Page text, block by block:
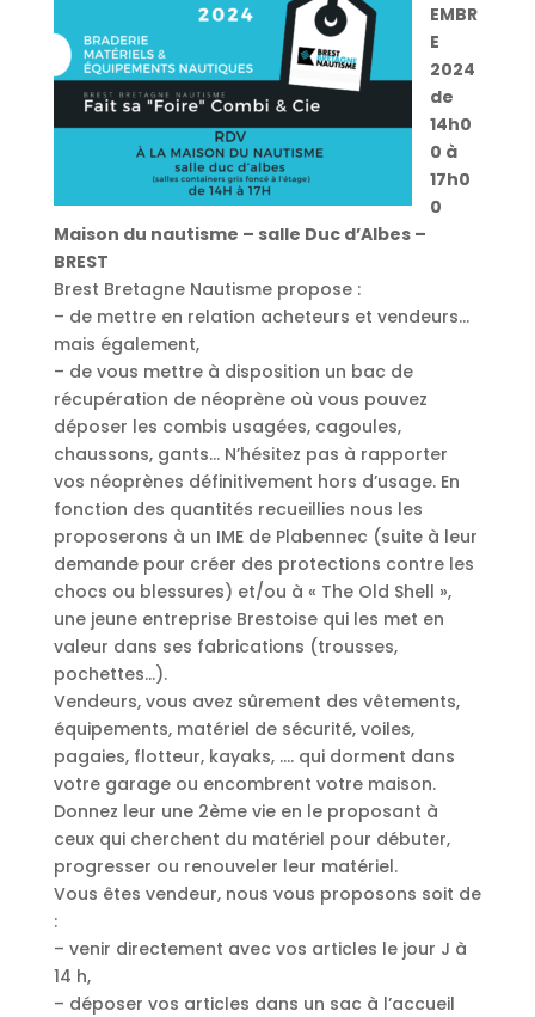
EMBR
E
2024
de
14h0
0 à
17h0
0
Maison du nautisme – salle Duc d’Albes –
BREST
Brest Bretagne Nautisme propose :
– de mettre en relation acheteurs et vendeurs…
mais également,
– de vous mettre à disposition un bac de
récupération de néoprène où vous pouvez
déposer les combis usagées, cagoules,
chaussons, gants… N’hésitez pas à rapporter
vos néoprènes définitivement hors d’usage. En
fonction des quantités recueillies nous les
proposerons à un IME de Plabennec (suite à leur
demande pour créer des protections contre les
chocs ou blessures) et/ou à « The Old Shell »,
une jeune entreprise Brestoise qui les met en
valeur dans ses fabrications (trousses,
pochettes…).
Vendeurs, vous avez sûrement des vêtements,
équipements, matériel de sécurité, voiles,
pagaies, flotteur, kayaks, …. qui dorment dans
votre garage ou encombrent votre maison.
Donnez leur une 2ème vie en le proposant à
ceux qui cherchent du matériel pour débuter,
progresser ou renouveler leur matériel.
Vous êtes vendeur, nous vous proposons soit de
:
– venir directement avec vos articles le jour J à
14 h,
– déposer vos articles dans un sac à l’accueil